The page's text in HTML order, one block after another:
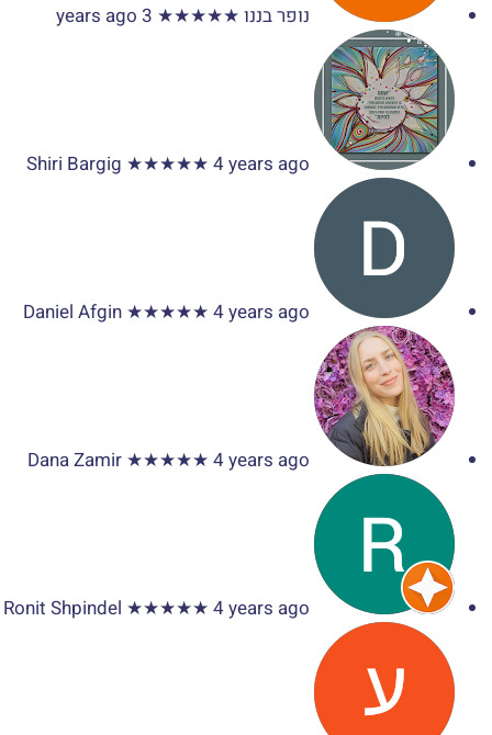
נופר בננו ★★★★★
3 years ago
Shiri Bargig ★★★★★ 4 years ago
Daniel Afgin ★★★★★ 4 years ago
Dana Zamir ★★★★★ 4 years ago
Ronit Shpindel ★★★★★ 4 years ago